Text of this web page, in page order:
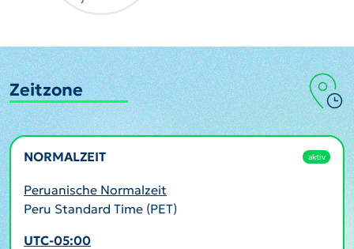
Zeitzone
NORMALZEIT aktiv
Peruanische Normalzeit
Peru Standard Time (PET)
UTC-05:00